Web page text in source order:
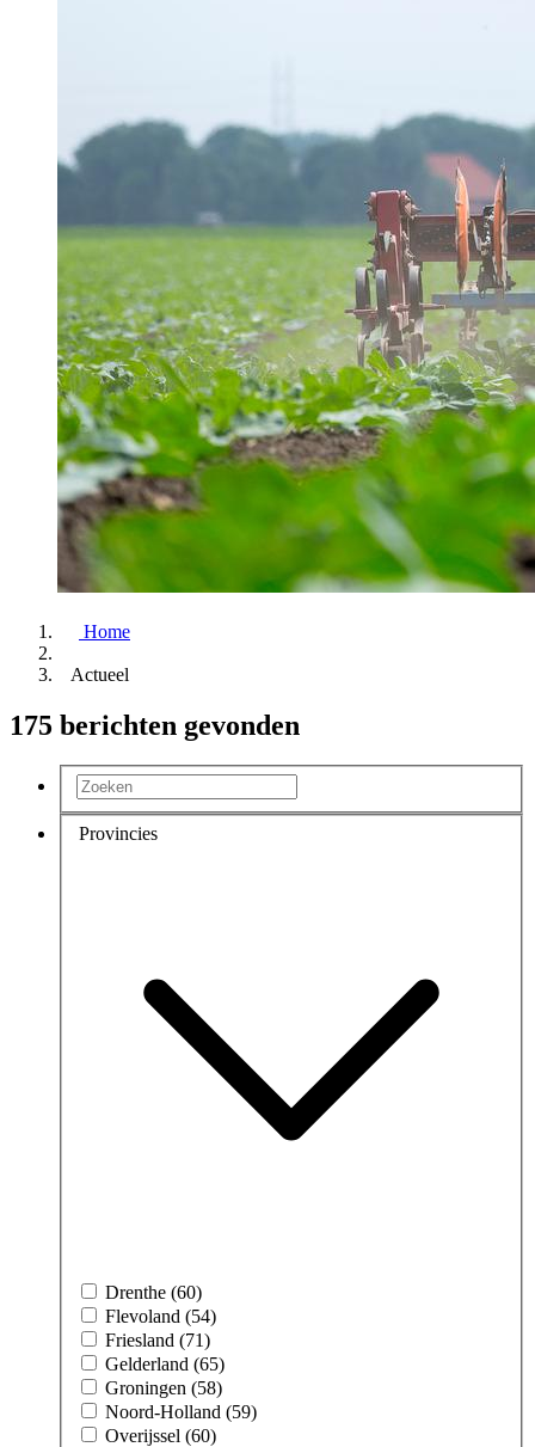
Home
Actueel
175 berichten gevonden
Provincies
Drenthe (60)
Flevoland (54)
Friesland (71)
Gelderland (65)
Groningen (58)
Noord-Holland (59)
Overijssel (60)